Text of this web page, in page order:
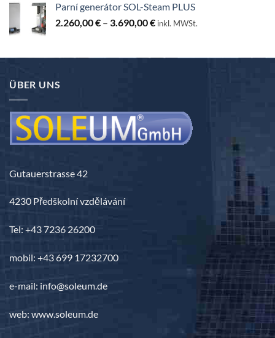
až
3.840,00 €
Parní generátor SOL-Steam PLUS
2.260,00€ – 3.690,00€Rozpětí
až
inkl. MWSt.
ÜBER UNS
Gutauerstrasse 42
4230 Předškolní vzdělávání
Tel: +43 7236 26200
mobil: +43 699 17232700
e-mail: info@soleum.de
web: www.soleum.de